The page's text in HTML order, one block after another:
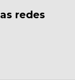
redes